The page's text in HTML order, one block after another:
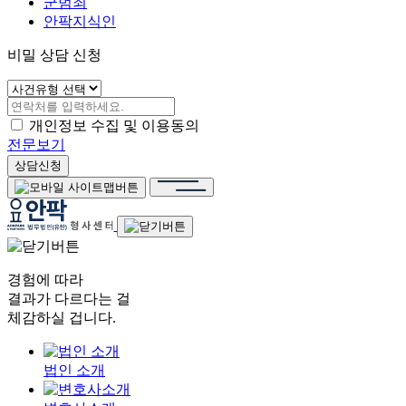
안팍지식인
비밀 상담 신청
개인정보 수집 및 이용동의
전문보기
상담신청
경험에 따라
결과가 다르다는 걸
체감하실 겁니다.
법인 소개